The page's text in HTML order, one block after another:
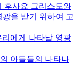
후사요 그리스도와
을 받기 위하여 고
에게 나타날 영광
아들들의 나타나